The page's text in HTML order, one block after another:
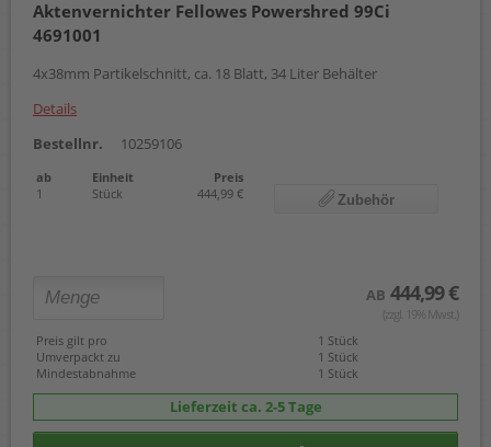
Aktenvernichter Fellowes Powershred 99Ci
4691001
4x38mm Partikelschnitt, ca. 18 Blatt, 34 Liter Behälter
Details
Bestellnr.
10259106
ab Einheit
Preis
1
Stück 444,99 € Zubehör
AB 444,99 €
(zzgl. 19% Mwst.)
Preis gilt pro
1 Stück
Umverpackt zu
1 Stück
Mindestabnahme
1 Stück
Lieferzeit ca. 2-5 Tage